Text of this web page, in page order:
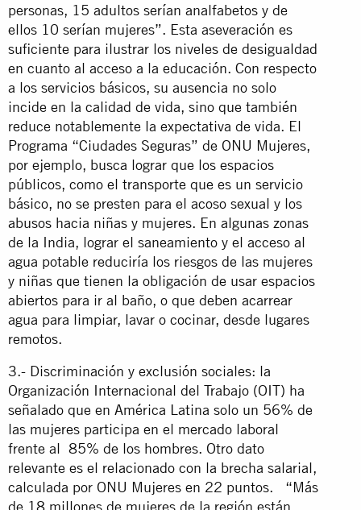
personas, 15 adultos serían analfabetos y de
ellos 10 serían mujeres”. Esta aseveración es
suficiente para ilustrar los niveles de desigualdad
en cuanto al acceso a la educación. Con respecto
a los servicios básicos, su ausencia no solo
incide en la calidad de vida, sino que también
reduce notablemente la expectativa de vida. El
Programa “Ciudades Seguras” de ONU Mujeres,
por ejemplo, busca lograr que los espacios
públicos, como el transporte que es un servicio
básico, no se presten para el acoso sexual y los
abusos hacia niñas y mujeres. En algunas zonas
de la India, lograr el saneamiento y el acceso al
agua potable reduciría los riesgos de las mujeres
y niñas que tienen la obligación de usar espacios
abiertos para ir al baño, o que deben acarrear
agua para limpiar, lavar o cocinar, desde lugares
remotos.
3.- Discriminación y exclusión sociales: la
Organización Internacional del Trabajo (OIT) ha
señalado que en América Latina solo un 56% de
las mujeres participa en el mercado laboral
frente al 85% de los hombres. Otro dato
relevante es el relacionado con la brecha salarial,
calculada por ONU Mujeres en 22 puntos. “Más
de 18 millones de mujeres de la región están